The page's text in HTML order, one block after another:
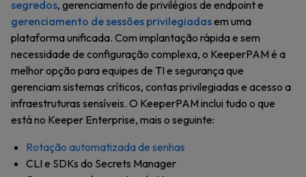
segredos, gerenciamento de privilégios de endpoint e
gerenciamento de sessões privilegiadasem uma
plataforma unificada. Com implantação rápida e sem
necessidade de configuração complexa, o KeeperPAM é a
melhor opção para equipes de TI e segurança que
gerenciam sistemas críticos, contas privilegiadas e acesso a
infraestruturas sensíveis. O KeeperPAM inclui tudo o que
está no Keeper Enterprise, mais o seguinte:
Rotação automatizada de senhas
CLI e SDKs do Secrets Manager